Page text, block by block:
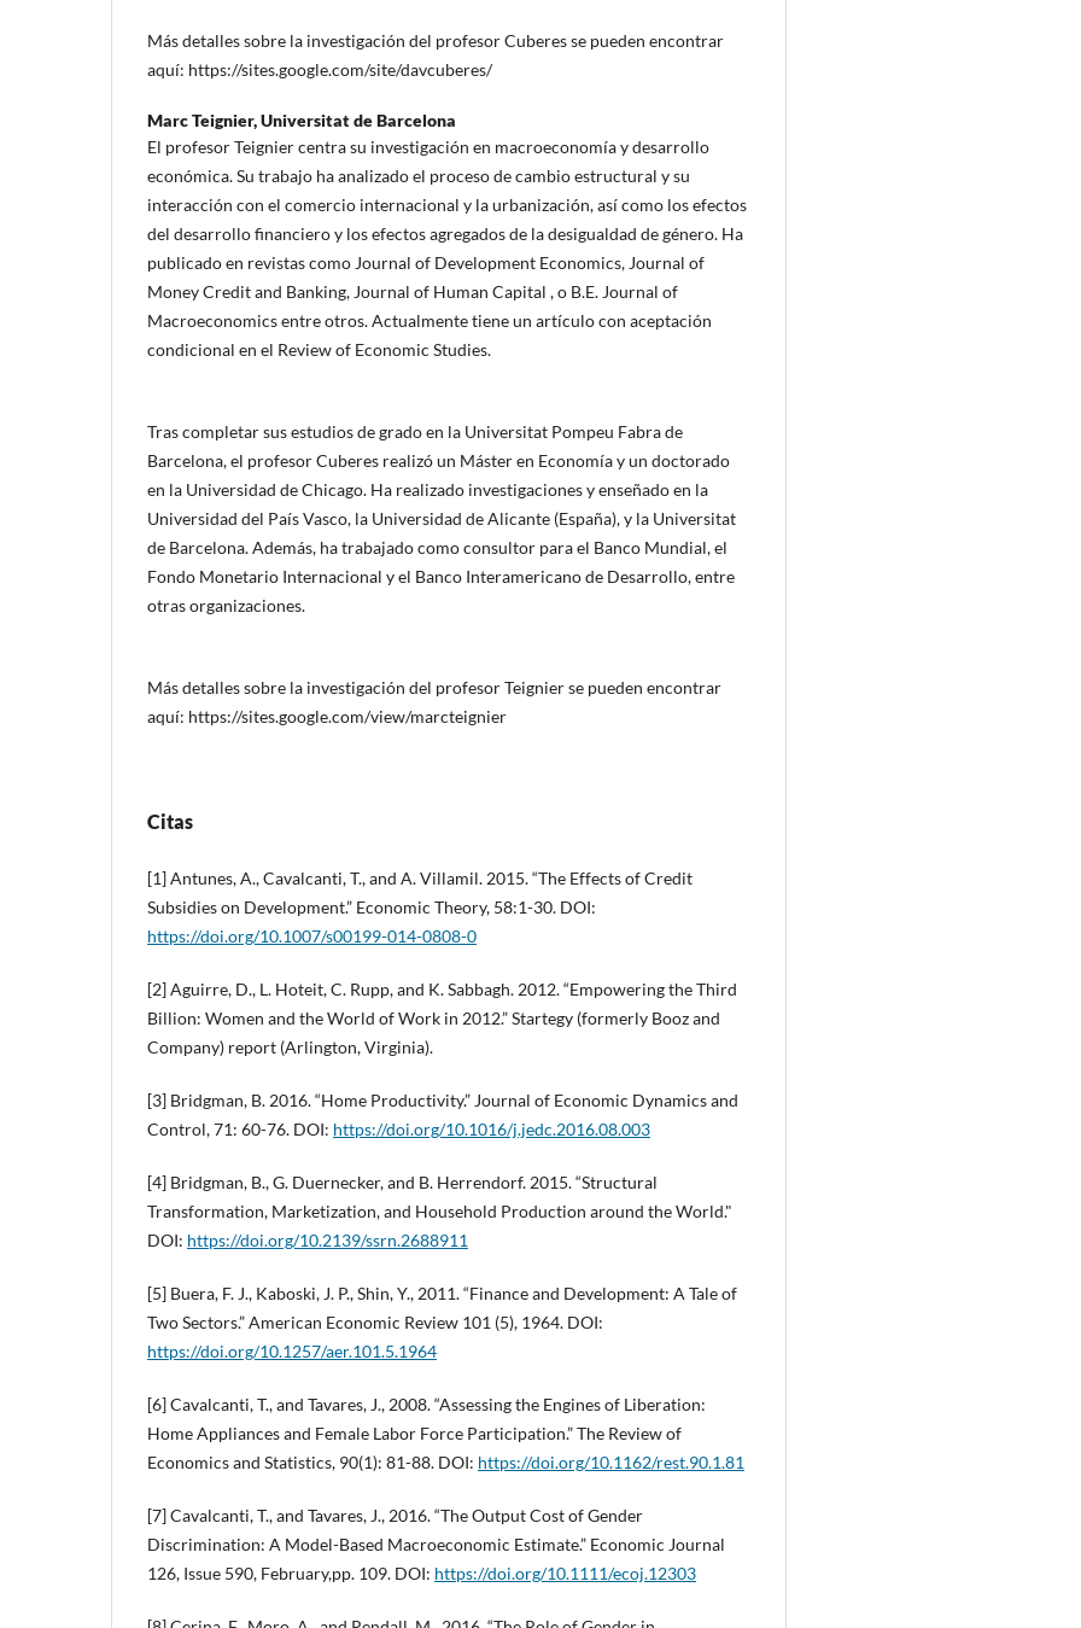
Más detalles sobre la investigación del profesor Cuberes se pueden encontrar
aquí: https://sites.google.com/site/davcuberes/
Marc Teignier,Universitat de Barcelona
El profesor Teignier centra su investigación en macroeconomía y desarrollo
económica. Su trabajo ha analizado el proceso de cambio estructural y su
interacción con el comercio internacional y la urbanización, así como los efectos
del desarrollo financiero y los efectos agregados de la desigualdad de género. Ha
publicado en revistas como Journal of Development Economics, Journal of
Money Credit and Banking, Journal of Human Capital , o B.E. Journal of
Macroeconomics entre otros. Actualmente tiene un artículo con aceptación
condicional en el Review of Economic Studies.
Tras completar sus estudios de grado en la Universitat Pompeu Fabra de
Barcelona, el profesor Cuberes realizó un Máster en Economía y un doctorado
en la Universidad de Chicago. Ha realizado investigaciones y enseñado en la
Universidad del País Vasco, la Universidad de Alicante (España), y la Universitat
de Barcelona. Además, ha trabajado como consultor para el Banco Mundial, el
Fondo Monetario Internacional y el Banco Interamericano de Desarrollo, entre
otras organizaciones.
Más detalles sobre la investigación del profesor Teignier se pueden encontrar
aquí: https://sites.google.com/view/marcteignier
Citas
[1] Antunes, A., Cavalcanti, T., and A. Villamil. 2015. “The Effects of Credit
Subsidies on Development.” Economic Theory, 58:1-30. DOI:
https://doi.org/10.1007/s00199-014-0808-0
[2] Aguirre, D., L. Hoteit, C. Rupp, and K. Sabbagh. 2012. “Empowering the Third
Billion: Women and the World of Work in 2012.” Startegy (formerly Booz and
Company) report (Arlington, Virginia).
[3] Bridgman, B. 2016. “Home Productivity.” Journal of Economic Dynamics and
Control, 71: 60-76. DOI: https://doi.org/10.1016/j.jedc.2016.08.003
[4] Bridgman, B., G. Duernecker, and B. Herrendorf. 2015. “Structural
Transformation, Marketization, and Household Production around the World."
DOI: https://doi.org/10.2139/ssrn.2688911
[5] Buera, F. J., Kaboski, J. P., Shin, Y., 2011. “Finance and Development: A Tale of
Two Sectors.” American Economic Review 101 (5), 1964. DOI:
https://doi.org/10.1257/aer.101.5.1964
[6] Cavalcanti, T., and Tavares, J., 2008. “Assessing the Engines of Liberation:
Home Appliances and Female Labor Force Participation.” The Review of
Economics and Statistics, 90(1): 81-88. DOI: https://doi.org/10.1162/rest.90.1.81
[7] Cavalcanti, T., and Tavares, J., 2016. “The Output Cost of Gender
Discrimination: A Model-Based Macroeconomic Estimate.” Economic Journal
126, Issue 590, February,pp. 109. DOI: https://doi.org/10.1111/ecoj.12303